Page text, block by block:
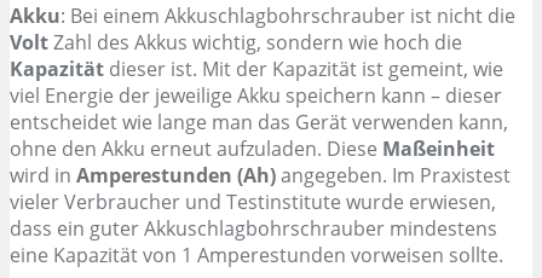
Akku: Bei einem Akkuschlagbohrschrauber ist nicht die
VoltZahl des Akkus wichtig, sondern wie hoch die
Kapazität dieser ist. Mit der Kapazität ist gemeint, wie
viel Energie der jeweilige Akku speichern kann – dieser
entscheidet wie lange man das Gerät verwenden kann,
ohne den Akku erneut aufzuladen. Diese Maßeinheit
wird in Amperestunden (Ah)angegeben. Im Praxistest
vieler Verbraucher und Testinstitute wurde erwiesen,
dass ein guter Akkuschlagbohrschrauber mindestens
eine Kapazität von 1 Amperestunden vorweisen sollte.